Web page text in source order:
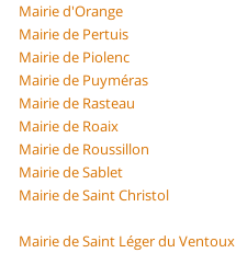
Mairie d'Orange
Mairie de Pertuis
Mairie de Piolenc
Mairie de Puyméras
Mairie de Rasteau
Mairie de Roaix
Mairie de Roussillon
Mairie de Sablet
Mairie de Saint Christol
Mairie de Saint Léger du Ventoux